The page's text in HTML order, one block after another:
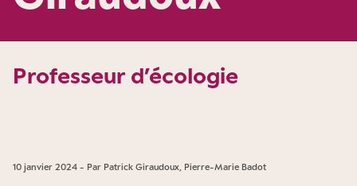
Professeur d’écologie
10 janvier 2024 - Par Patrick Giraudoux, Pierre-Marie Badot